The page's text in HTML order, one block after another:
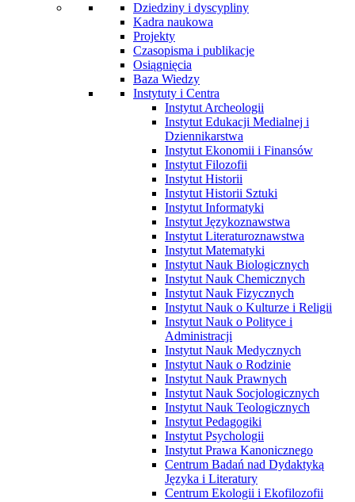
Dziedziny i dyscypliny
Kadra naukowa
Projekty
Czasopisma i publikacje
Osiągnięcia
Baza Wiedzy
Instytuty i Centra
Instytut Archeologii
Instytut Edukacji Medialnej i
Dziennikarstwa
Instytut Ekonomii i Finansów
Instytut Filozofii
Instytut Historii
Instytut Historii Sztuki
Instytut Informatyki
Instytut Językoznawstwa
Instytut Literaturoznawstwa
Instytut Matematyki
Instytut Nauk Biologicznych
Instytut Nauk Chemicznych
Instytut Nauk Fizycznych
Instytut Nauk o Kulturze i Religii
Instytut Nauk o Polityce i
Administracji
Instytut Nauk Medycznych
Instytut Nauk o Rodzinie
Instytut Nauk Prawnych
Instytut Nauk Socjologicznych
Instytut Nauk Teologicznych
Instytut Pedagogiki
Instytut Psychologii
Instytut Prawa Kanonicznego
Centrum Badań nad Dydaktyką
Języka i Literatury
Centrum Ekologii i Ekofilozofii